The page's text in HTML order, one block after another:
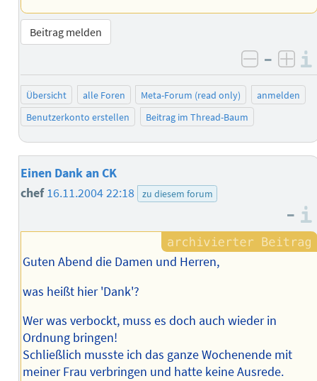
Beitrag melden
negativ
–
Übersicht alle Foren Meta-Forum (read only)
anmelden
Benutzerkonto erstellen
Beitrag im Thread-Baum
Einen Dank an CK
chef16.11.2004 22:18 zu diesem forum
–
Guten Abend die Damen und Herren,
was heißt hier 'Dank'?
Wer was verbockt, muss es doch auch wieder in
Ordnung bringen!
Schließlich musste ich das ganze Wochenende mit
meiner Frau verbringen und hatte keine Ausrede.